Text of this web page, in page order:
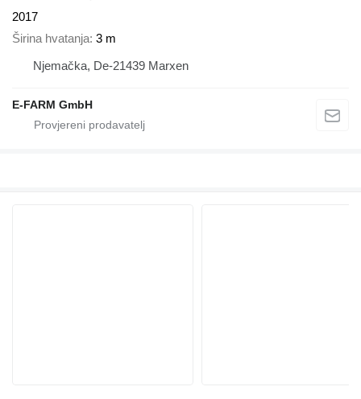
2017
Širina hvatanja 3 m
Njemačka, De-21439 Marxen
E-FARM GmbH